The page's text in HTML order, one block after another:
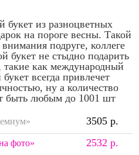
букет из разноцветных
на пороге весны. Такой
подруге, коллеге
букет не стыдно подарить
такие как международный
всегда привлечет
ну а количество
быть любым до 1001 шт
3505 р.
фото» 2532 р.